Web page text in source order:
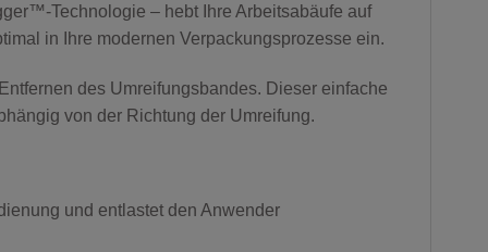
Technologie – hebt Ihre Arbeitsabäufe auf
in Ihre modernen Verpackungsprozesse ein.
des Umreifungsbandes. Dieser einfache
von der Richtung der Umreifung.
und entlastet den Anwender